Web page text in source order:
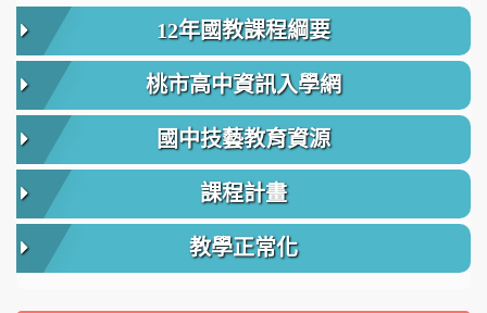
12年國教課程綱要
桃市高中資訊入學網
國中技藝教育資源
課程計畫
教學正常化